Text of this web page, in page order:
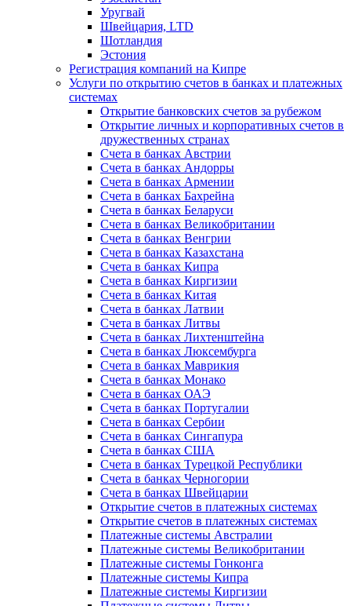
Уругвай
Швейцария, LTD
Шотландия
Эстония
Регистрация компаний на Кипре
Услуги по открытию счетов в банках и платежных
системах
Открытие банковских счетов за рубежом
Открытие личных и корпоративных счетов в
дружественных странах
Счета в банках Австрии
Счета в банках Андорры
Счета в банках Армении
Счета в банках Бахрейна
Счета в банках Беларуси
Счета в банках Великобритании
Счета в банках Венгрии
Счета в банках Казахстана
Счета в банках Кипра
Счета в банках Киргизии
Счета в банках Китая
Счета в банках Латвии
Счета в банках Литвы
Счета в банках Лихтенштейна
Счета в банках Люксембурга
Счета в банках Маврикия
Счета в банках Монако
Счета в банках ОАЭ
Счета в банках Португалии
Счета в банках Сербии
Счета в банках Сингапура
Счета в банках США
Счета в банках Турецкой Республики
Счета в банках Черногории
Счета в банках Швейцарии
Открытие счетов в платежных системах
Открытие счетов в платежных системах
Платежные системы Австралии
Платежные системы Великобритании
Платежные системы Гонконга
Платежные системы Кипра
Платежные системы Киргизии